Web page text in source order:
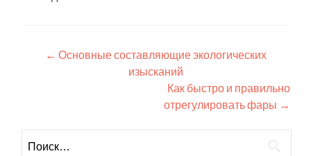
Навигация
← Основные составляющие экологических
изысканий
Как быстро и правильно
отрегулировать фары →